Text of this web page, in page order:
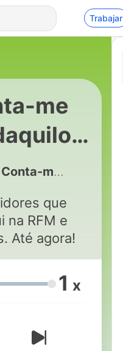
Trabajar
me
vi
que Eu Não Vi | Ep.1 com João Chaves
que
na RFM e
Até agora!
1 x